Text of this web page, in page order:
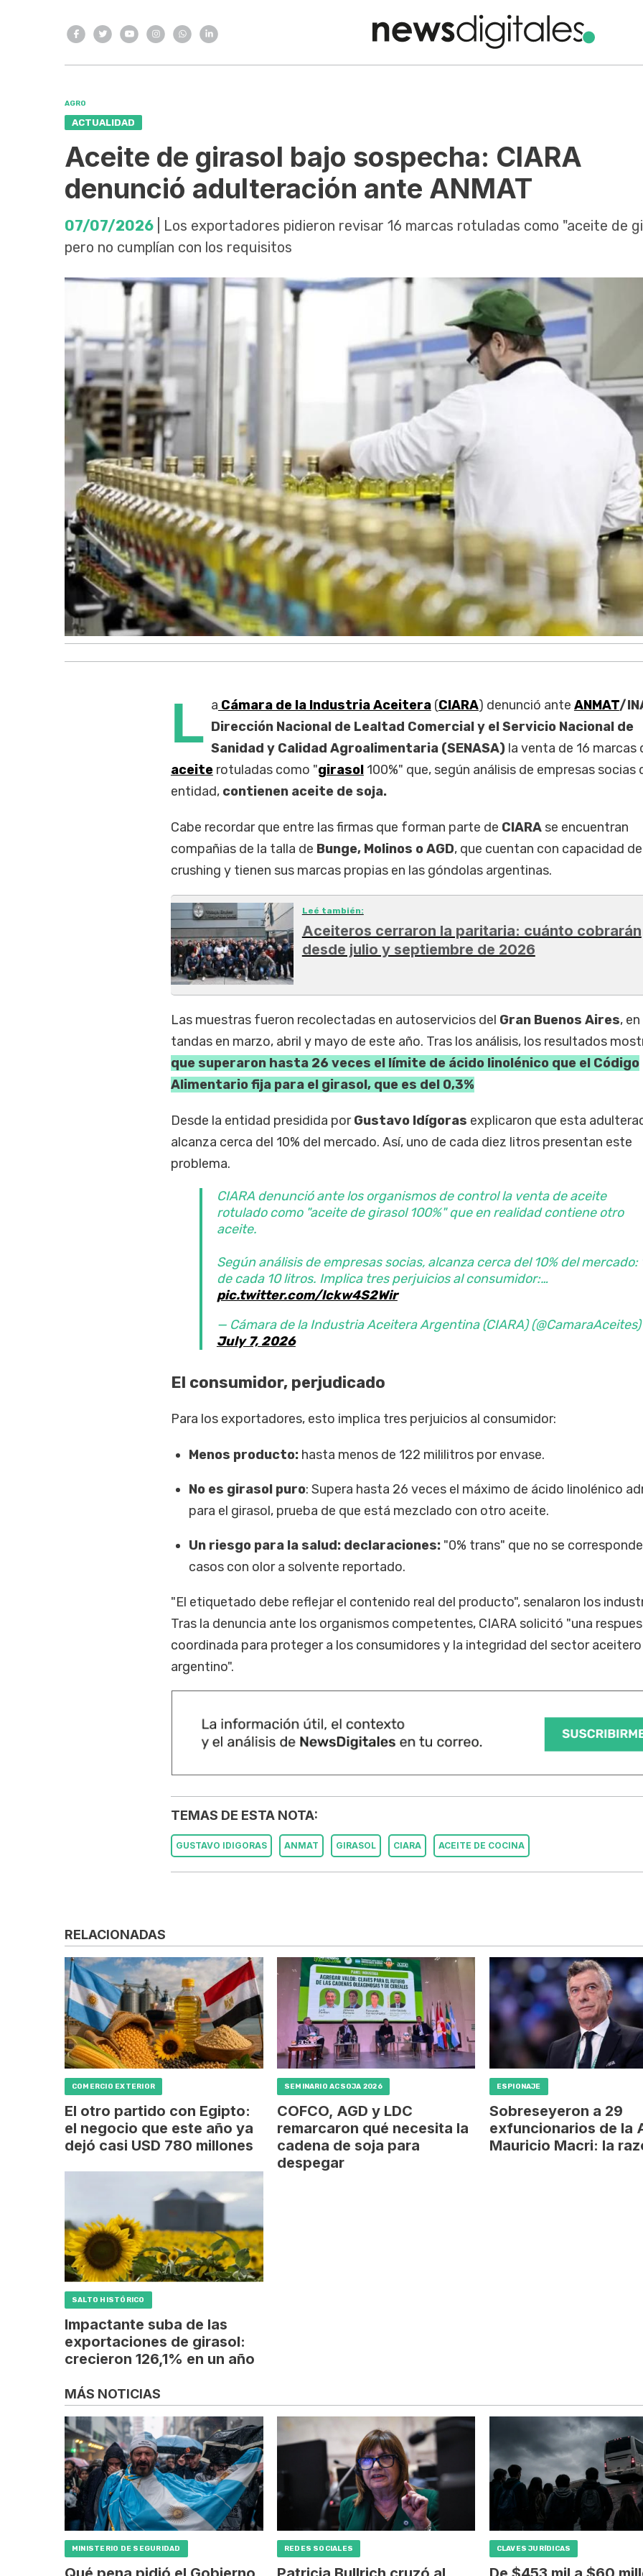
AGRO
ACTUALIDAD
Aceite de girasol bajo sospecha: CIARA
denunció adulteración ante ANMAT
07/07/2026 | Los exportadores pidieron revisar 16 marcas rotuladas como "aceite de
pero no cumplían con los requisitos
L a Cámara de la Industria Aceitera(CIARA) denunció ante ANMAT/
Dirección Nacional de Lealtad Comercial y el Servicio Nacional de
Sanidad y Calidad Agroalimentaria (SENASA)la venta de 16 marcas
aceiterotuladas como "girasol100%" que, según análisis de empresas socias
entidad, contienen aceite de soja.
Cabe recordar que entre las firmas que forman parte de CIARAse encuentran
compañias de la talla de Bunge, Molinos o AGD, que cuentan con capacidad de
crushing y tienen sus marcas propias en las góndolas argentinas.
Leé también:
Aceiteros cerraron la paritaria: cuánto cobrarán
desde julio y septiembre de 2026
Las muestras fueron recolectadas en autoservicios del Gran Buenos Aires,
tandas en marzo, abril y mayo de este año. Tras los análisis, los resultados
que superaron hasta 26 veces el límite de ácido linolénico que el Código
Alimentario fija para el girasol, que es del 0,3%
Desde la entidad presidida porGustavo Idígoras explicaron que esta
alcanza cerca del 10% del mercado. Así, uno de cada diez litros presentan este
problema.
CIARA denunció ante los organismos de control la venta de aceite
rotulado como "aceite de girasol 100%" que en realidad contiene otro
aceite.
Según análisis de empresas socias, alcanza cerca del 10% del mercado:
de cada 10 litros. Implica tres perjuicios al consumidor:…
pic.twitter.com/lckw4S2Wir
— Cámara de la Industria Aceitera Argentina (CIARA) (@CamaraAceites)
July 7, 2026
El consumidor, perjudicado
Para los exportadores, esto implica tres perjuicios al consumidor:
Menos producto: hasta menos de 122 mililitros por envase.
No es girasol puro: Supera hasta 26 veces el máximo de ácido linolénico
para el girasol, prueba de que está mezclado con otro aceite.
Un riesgo para la salud: declaraciones: "0% trans" que no se
casos con olor a solvente reportado.
"El etiquetado debe reflejar el contenido real del producto", senalaron los
Tras la denuncia ante los organismos competentes, CIARA solicitó "una
coordinada para proteger a los consumidores y la integridad del sector aceitero
argentino".
TEMAS DE ESTA NOTA:
GUSTAVO IDIGORAS ANMAT GIRASOL CIARA ACEITE DE COCINA
RELACIONADAS
COMERCIO EXTERIOR
El otro partido con Egipto:
el negocio que este año ya
dejó casi USD 780 millones
SEMINARIO ACSOJA 2026
COFCO, AGD y LDC
remarcaron qué necesita la
cadena de soja para
despegar
ESPIONAJE
Sobreseyeron a 29
exfuncionarios de la
Mauricio Macri: la
SALTO HISTÓRICO
Impactante suba de las
exportaciones de girasol:
crecieron 126,1% en un año
MÁS NOTICIAS
MINISTERIO DE SEGURIDAD REDES SOCIALES CLAVES JURÍDICAS